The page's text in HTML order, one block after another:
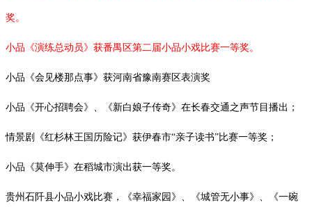
奖。
小品《演练总动员》获番禺区第二届小品小戏比赛一等奖。
小品《会见楼那点事》获河南省豫南赛区表演奖
小品《开心招聘会》、《新白娘子传奇》在长春交通之声节目播出；
情景剧《红杉林王国历险记》获伊春市“亲子读书”比赛一等奖；
小品《莫伸手》在稻城市演出获一等奖。
贵州石阡县小品小戏比赛，《幸福家园》、《城管无小事》、《一碗